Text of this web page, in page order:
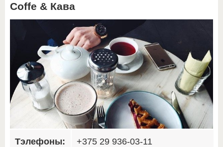
Coffe & Кава
Тэлефоны: +375 29 936-03-11